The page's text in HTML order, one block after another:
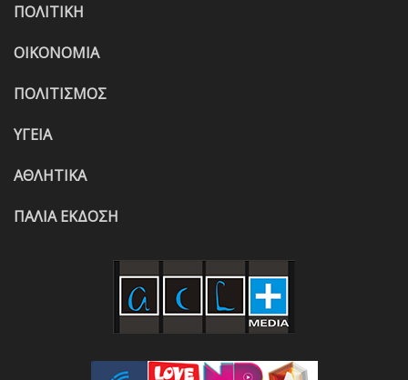
ΠΟΛΙΤΙΚΗ
ΟΙΚΟΝΟΜΙΑ
ΠΟΛΙΤΙΣΜΟΣ
ΥΓΕΙΑ
ΑΘΛΗΤΙΚΑ
ΠΑΛΙΑ ΕΚΔΟΣΗ